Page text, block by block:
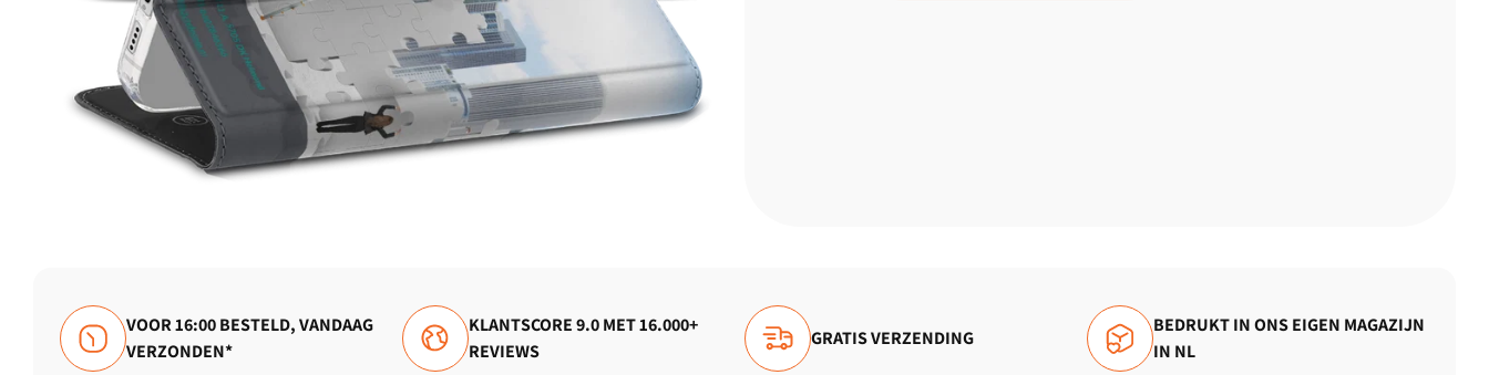
VOOR 16:00 BESTELD, VANDAAG
VERZONDEN*
KLANTSCORE 9.0 MET 16.000+
REVIEWS
GRATIS VERZENDING
BEDRUKT IN ONS EIGEN MAGAZIJN
IN NL